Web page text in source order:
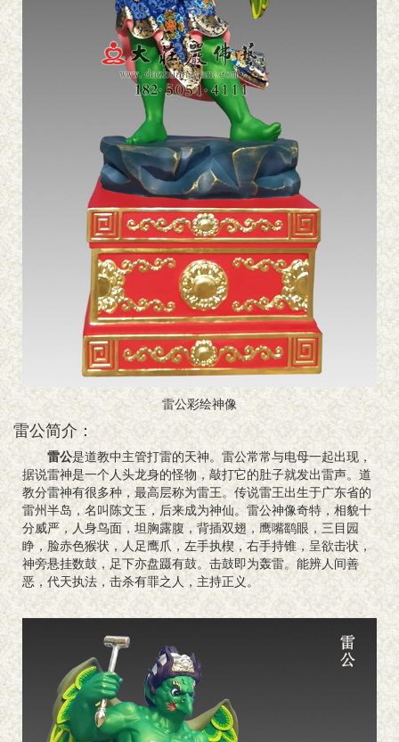
雷公彩绘神像
雷公简介：
雷公是道教中主管打雷的天神。雷公常常与电母一起出现，
据说雷神是一个人头龙身的怪物，敲打它的肚子就发出雷声。道
教分雷神有很多种，最高层称为雷王。传说雷王出生于广东省的
雷州半岛，名叫陈文玉，后来成为神仙。雷公神像奇特，相貌十
分威严，人身鸟面，坦胸露腹，背插双翅，鹰嘴鹞眼，三目园
睁，脸赤色猴状，人足鹰爪，左手执楔，右手持锥，呈欲击状，
神旁悬挂数鼓，足下亦盘蹑有鼓。击鼓即为轰雷。能辨人间善
恶，代天执法，击杀有罪之人，主持正义。